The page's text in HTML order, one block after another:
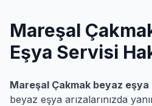
Mareşal
Eşya Servisi
Mareşal Çakmak beyaz
beyaz eşya arızalarınızda